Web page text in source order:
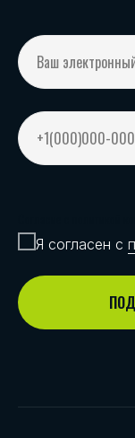
Я согласен с